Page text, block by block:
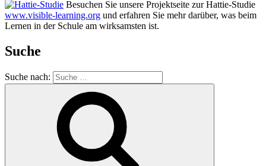
Besuchen Sie unsere Projektseite zur Hattie-Studie
www.visible-learning.org und erfahren Sie mehr darüber, was beim
Lernen in der Schule am wirksamsten ist.
Suche
Suche nach: